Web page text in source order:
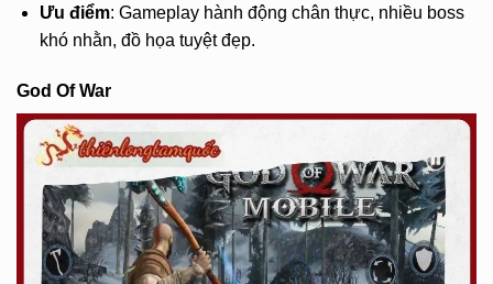
Ưu điểm: Gameplay hành động chân thực, nhiều boss
khó nhằn, đồ họa tuyệt đẹp.
God Of War